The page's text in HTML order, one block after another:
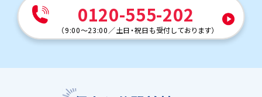
0120-555-202
（9:00～23:00／土日・祝日も受付しております）